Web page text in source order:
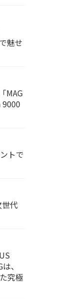
魅せ
MAG
9000
トで
世代
、
究極